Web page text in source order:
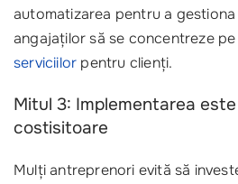
automatizarea pentru a
angajaților să se concentreze
serviciilor pentru clienți.
Mitul 3: Implementarea
costisitoare
Mulți antreprenori evită să